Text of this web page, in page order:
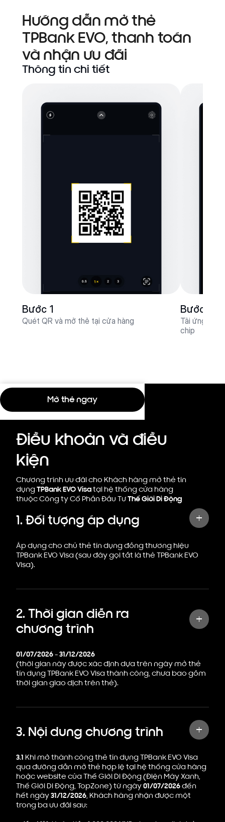
Hướng dẫn mở thẻ
TPBank EVO, thanh toán
và nhận ưu đãi
Thông tin chi tiết
Bước 1
Quét QR và mở thẻ tại cửa hàng
Bước 2
Tải ứng
chip
Mở thẻ ngay
Điều khoản và điều
kiện
Chương trình ưu đãi cho Khách hàng mở thẻ tín
dụngTPBank EVO Visatại hệ thống cửa hàng
thuộc Công ty Cổ Phần Đầu TưThế Giới Di Động
1. Đối tượng áp dụng
Áp dụng cho chủ thẻ tín dụng đồng thương hiệu
TPBank EVO Visa (sau đây gọi tắt là thẻ TPBank EVO
Visa).
2. Thời gian diễn ra
chương trình
01/07/2026-31/12/2026
(thời gian này được xác định dựa trên ngày mở thẻ
tín dụng TPBank EVO Visa thành công, chưa bao gồm
thời gian giao dịch trên thẻ).
3. Nội dung chương trình
3.1 Khi mở thành công thẻ tín dụng TPBank EVO Visa
qua đường dẫn mở thẻ hợp lệ tại hệ thống cửa hàng
hoặc website của Thế Giới Di Động (Điện Máy Xanh,
Thế Giới Di Động, TopZone) từ ngày01/07/2026đến
hết ngày31/12/2026, Khách hàng nhận được một
trong ba ưu đãi sau: